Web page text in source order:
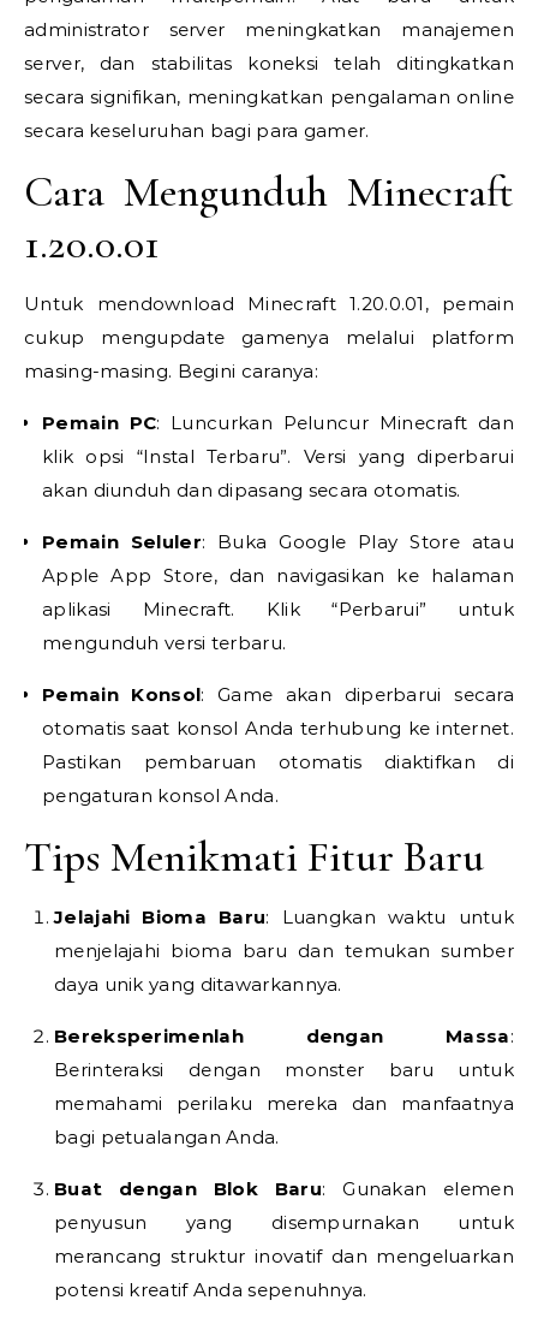
administrator server meningkatkan manajemen
server, dan stabilitas koneksi telah ditingkatkan
secara signifikan, meningkatkan pengalaman online
secara keseluruhan bagi para gamer.
Cara Mengunduh Minecraft
1.20.0.01
Untuk mendownload Minecraft 1.20.0.01, pemain
cukup mengupdate gamenya melalui platform
masing-masing. Begini caranya:
Pemain PC: Luncurkan Peluncur Minecraft dan
klik opsi “Instal Terbaru”. Versi yang diperbarui
akan diunduh dan dipasang secara otomatis.
Pemain Seluler: Buka Google Play Store atau
Apple App Store, dan navigasikan ke halaman
aplikasi Minecraft. Klik “Perbarui” untuk
mengunduh versi terbaru.
Pemain Konsol: Game akan diperbarui secara
otomatis saat konsol Anda terhubung ke internet.
Pastikan pembaruan otomatis diaktifkan di
pengaturan konsol Anda.
Tips Menikmati Fitur Baru
Jelajahi Bioma Baru: Luangkan waktu untuk
menjelajahi bioma baru dan temukan sumber
daya unik yang ditawarkannya.
Bereksperimenlah dengan Massa:
Berinteraksi dengan monster baru untuk
memahami perilaku mereka dan manfaatnya
bagi petualangan Anda.
Buat dengan Blok Baru: Gunakan elemen
penyusun yang disempurnakan untuk
merancang struktur inovatif dan mengeluarkan
potensi kreatif Anda sepenuhnya.